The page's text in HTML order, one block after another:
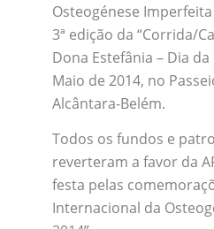
Osteogénese Imperfeita
3ª edição da “Corrida/
Dona Estefânia – Dia da
Maio de 2014, no
Alcântara-Belém.
Todos os fundos e
reverteram a favor da
festa pelas
Internacional da